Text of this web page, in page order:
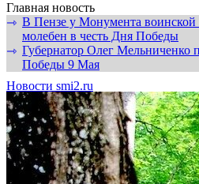
Главная новость
⇾ В Пензе у Монумента
молебен в честь Дня Победы
⇾ Губернатор Олег Мельниченко
Победы 9 Мая
Новости smi2.ru